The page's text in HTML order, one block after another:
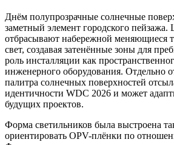
Днём полупрозрачные солнечные
заметный элемент городского пейзажа.
отбрасывают набережной меняющиеся
свет, создавая затенённые зоны для
роль инсталляции как
инженерного оборудования. Отдельно
палитра солнечных поверхностей
идентичности WDC 2026 и может
будущих проектов.
Форма светильников была выстроена
ориентировать OPV-плёнки по